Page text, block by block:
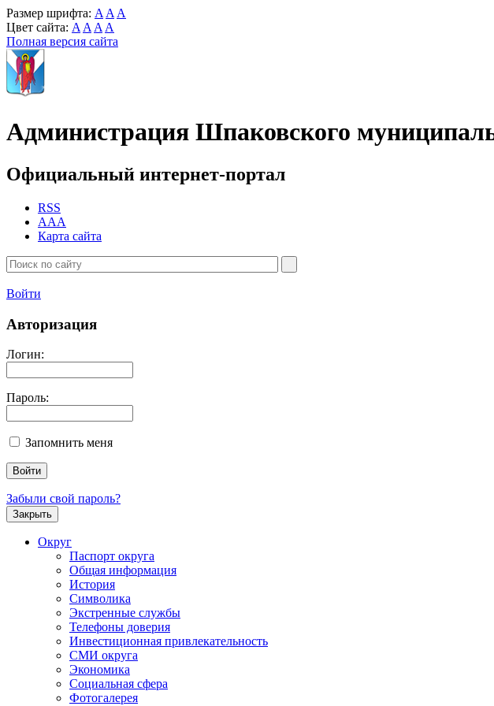
Размер шрифта: A A A
Цвет сайта: A A A A
Полная версия сайта
Администрация Шпаковского
Официальный интернет-портал
RSS
AAA
Карта сайта
Войти
Авторизация
Логин:
Пароль:
Запомнить меня
Забыли свой пароль?
Закрыть
Округ
Паспорт округа
Общая информация
История
Символика
Экстренные службы
Телефоны доверия
Инвестиционная привлекательность
СМИ округа
Экономика
Социальная сфера
Фотогалерея